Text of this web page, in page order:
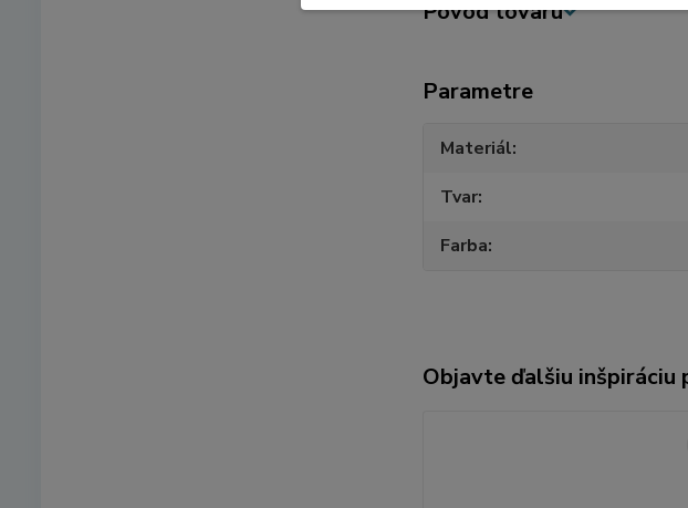
Pôvod tovaru
Parametre
Materiál
Tvar
Farba
Objavte ďalšiu inšpiráciu